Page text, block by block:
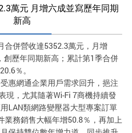
萬元 月增六成並寫歷年同期
新高
合併營收達5352.3萬元，月增
創歷年同期新高；累計第1季合併
％。
惠網通企業用戶需求回升，挹注
現，尤其隨著Wi-Fi 7商機持續發
LAN類網路變壓器大型專案訂單
業務銷售大幅年增50.8％，再加上